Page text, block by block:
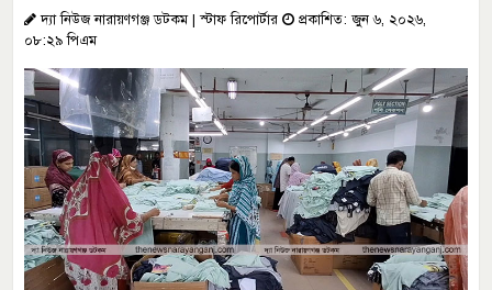
দ্যা নিউজ নারায়ণগঞ্জ ডটকম | স্টাফ রিপোর্টার
প্রকাশিত: জুন ৬, ২০২৬,
০৮:২৯ পিএম